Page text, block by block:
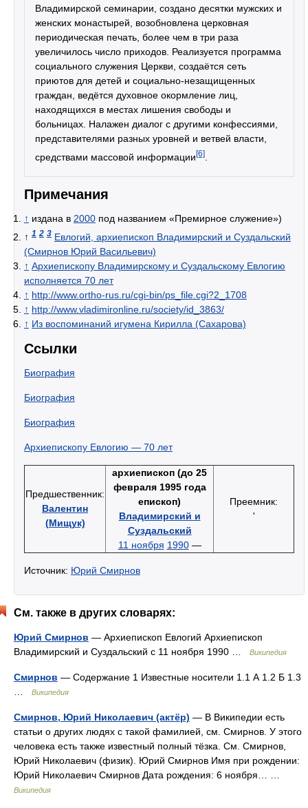
Владимирской семинарии, создано десятки мужских и
женских монастырей, возобновлена церковная
периодическая печать, более чем в три раза
увеличилось число приходов. Реализуется программа
социального служения Церкви, создаётся сеть
приютов для детей и социально-незащищенных
граждан, ведётся духовное окормление лиц,
находящихся в местах лишения свободы и
больницах. Налажен диалог с другими конфессиями,
представителями разных уровней и ветвей власти,
средствами массовой информации[6]
Примечания
↑ издана в 2000 под названием «Премирное служение»)
↑ 1 2 3 Евлогий, архиепископ Владимирский и Суздальский
(Смирнов Юрий Васильевич)
↑ Архиепископу Владимирскому и Суздальскому Евлогию
исполняется 70 лет
↑ http://www.ortho-rus.ru/cgi-bin/ps_file.cgi?2_1708
↑ http://www.vladimironline.ru/society/id_3863/
↑ Из воспоминаний игумена Кирилла (Сахарова)
Ссылки
Биография
Биография
Биография
Архиепископу Евлогию — 70 лет
Предшественник:
Валентин
(Мищук)
архиепископ (до 25
февраля 1995 года
епископ)
Владимирский и
Суздальский
11 ноября 1990—
Преемник:
'
Источник: Юрий Смирнов
См. также в других словарях:
Юрий Смирнов — Архиепископ Евлогий Архиепископ
Владимирский и Суздальский c 11 ноября 1990 …
Википедия
Смирнов — Содержание 1 Известные носители 1.1 А 1.2 Б 1.3
Википедия
Смирнов, Юрий Николаевич (актёр) — В Википедии есть
статьи о других людях с такой фамилией, см. Смирнов. У этого
человека есть также известный полный тёзка. См. Смирнов,
Юрий Николаевич (физик). Юрий Смирнов Имя при рождении:
Юрий Николаевич Смирнов Дата рождения: 6 ноября… …
Википедия